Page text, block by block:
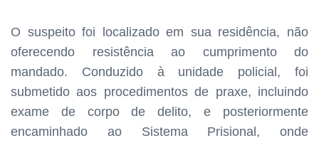
O suspeito foi localizado em sua residência, não
oferecendo resistência ao cumprimento do
mandado. Conduzido à unidade policial, foi
submetido aos procedimentos de praxe, incluindo
exame de corpo de delito, e posteriormente
encaminhado ao Sistema Prisional, onde